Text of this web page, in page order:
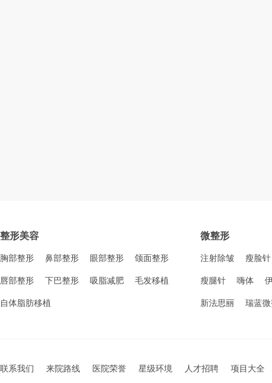
整形美容
胸部整形 鼻部整形 眼部整形 颌面整形
唇部整形 下巴整形 吸脂减肥 毛发移植
自体脂肪移植
微整形
注射除皱 瘦脸针
瘦腿针 嗨体
新法思丽 瑞蓝
联系我们 来院路线 医院荣誉 星级环境 人才招聘 项目大全